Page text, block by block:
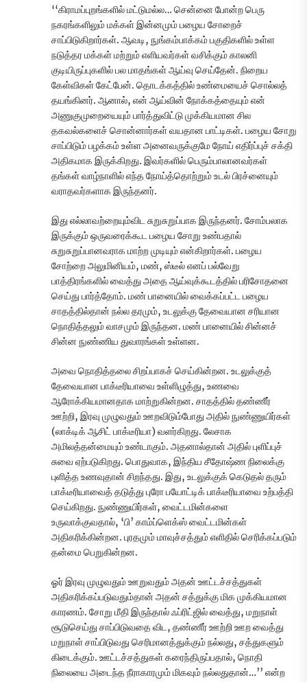
‘‘கிராமப்புறங்களில் மட்டுமல்ல… சென்னை போன்ற பெரு
நகரங்களிலும் மக்கள் இன்னமும் பழைய சோறைச்
சாப்பிடுகிறார்கள். ஆவடி, நுங்கம்பாக்கம் பகுதிகளில் உள்ள
நடுத்தர மக்கள் மற்றும் எளியவர்கள் வசிக்கும் காலனி
குடியிருப்புகளில் பல மாதங்கள் ஆய்வு செய்தேன். நிறைய
கேள்விகள் கேட்பேன். தொடக்கத்தில் உண்மையைச் சொல்லத்
தயங்கினர். ஆனால், என் ஆய்வின் நோக்கத்தையும் என்
அணுகுமுறையையும் பார்த்துவிட்டு முக்கியமான சில
தகவல்களைச் சொன்னார்கள் வயதான பாட்டிகள். பழைய சோறு
சாப்பிடும் பழக்கம் உள்ள அனைவருக்குமே நோய் எதிர்ப்புச் சக்தி
அதிகமாக இருக்கிறது. இவர்களில் பெரும்பாலானவர்கள்
தங்கள் வாழ்நாளில் எந்த நோய்த்தொற்றும் உடல் பிரச்னையும்
வராதவர்களாக இருந்தனர்.
இது எல்லாவற்றையும்விட சுறுசுறுப்பாக இருந்தனர். சோம்பலாக
இருக்கும் ஒருவரைக்கூட பழைய சோறு உண்பதால்
சுறுசுறுப்பானவராக மாற்ற முடியும் என்கிறார்கள். பழைய
சோற்றை அலுமினியம், மண், ஸ்டீல் எனப் பல்வேறு
பாத்திரங்களில் வைத்து அதை ஆய்வுக்கூடத்தில் பரிசோதனை
செய்து பார்த்தோம். மண் பானையில் வைக்கப்பட்ட பழைய
சாதத்தில்தான் நல்ல தரமும், உடலுக்கு தேவையான சரியான
நொதித்தலும் வாசமும் இருந்தன. மண் பானையில் சின்னச்
சின்ன நுண்ணிய துவாரங்கள் உள்ளன.
அவை நொதித்தலை சிறப்பாகச் செய்கின்றன. உடலுக்குத்
தேவையான பாக்டீரியாவை உள்ளிழுத்து, உணவை
ஆரோக்கியமானதாக மாற்றுகின்றன. சாதத்தில் தண்ணீர்
ஊற்றி, இரவு முழுவதும் ஊறவிடும்போது அதில் நுண்ணுயிர்கள்
(லாக்டிக் ஆசிட் பாக்டீரியா) வளர்கிறது. லேசாக
அமிலத்தன்மையும் உண்டாகும். அதனால்தான் அதில் புளிப்புச்
சுவை ஏற்படுகிறது. பொதுவாக, இந்திய சீதோஷ்ண நிலைக்கு
புளித்த உணவுதான் சிறந்தது. இது, உடலுக்குக் கெடுதல் தரும்
பாக்டீரியாவைத் தடுத்து புரோ பயோட்டிக் பாக்டீரியாவை உற்பத்தி
செய்கிறது. நுண்ணுயிர்கள், வைட்டமின்களை
உருவாக்குவதால், ‘பி’ காம்ப்ளெக்ஸ் வைட்டமின்கள்
அதிகரிக்கின்றன. புரதமும் மாவுச்சத்தும் எளிதில் செரிக்கப்படும்
தன்மை பெறுகின்றன.
ஓர் இரவு முழுவதும் ஊறுவதும் அதன் ஊட்டச்சத்துகள்
அதிகரிக்கப்படுவதும்தான் அதன் சத்துக்கு மிக முக்கியமான
காரணம். சோறு மீதி இருந்தால் ஃப்ரிட்ஜில் வைத்து, மறுநாள்
சூடுசெய்து சாப்பிடுவதை விட, தண்ணீர் ஊற்றி ஊற வைத்து
மறுநாள் சாப்பிடுவது செரிமானத்துக்கும் நல்லது, சத்துகளும்
கிடைக்கும். ஊட்டச்சத்துகள் கரைந்திருப்பதால், நொதி
நிலையை அடைந்த நீராகாரமும் மிகவும் நல்லதுதான்…’’ என்ற